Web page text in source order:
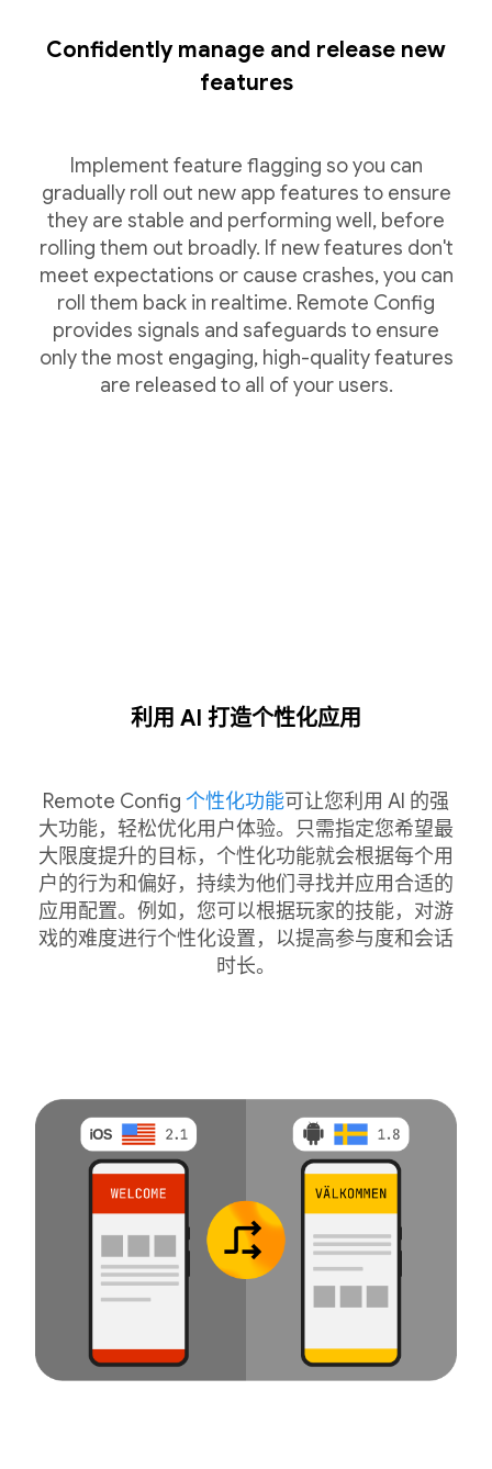
Confidently manage and release new
features
Implement feature flagging so you can
gradually roll out new app features to ensure
they are stable and performing well, before
rolling them out broadly. If new features don't
meet expectations or cause crashes, you can
roll them back in realtime. Remote Config
provides signals and safeguards to ensure
only the most engaging, high-quality features
are released to all of your users.
利用 AI 打造个性化应用
Remote Config 个性化功能可让您利用 AI 的强
大功能，轻松优化用户体验。只需指定您希望最
大限度提升的目标，个性化功能就会根据每个用
户的行为和偏好，持续为他们寻找并应用合适的
应用配置。例如，您可以根据玩家的技能，对游
戏的难度进行个性化设置，以提高参与度和会话
时长。